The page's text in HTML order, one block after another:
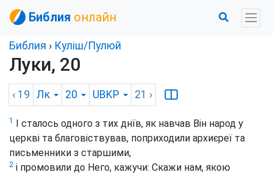
Библия онлайн
Библия › Куліш/Пулюй
Луки, 20
‹ 19 Лк 20 UBKP 21 ›
1
І сталось одного з тих днїв, як навчав Він народ у
церкві та благовіствував, поприходили архиєреї та
письменники з старшими,
2 і промовили до Него, кажучи: Скажи нам, якою